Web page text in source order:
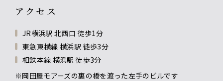
アクセス
JR横浜駅 北西口 徒歩1分
東急東横線 横浜駅 徒歩3分
相鉄本線 横浜駅 徒歩3分
※岡田屋モアーズの裏の橋を渡った左手のビルです